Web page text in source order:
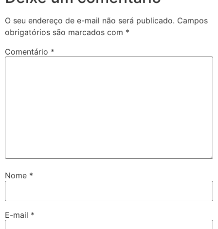
O seu endereço de e-mail não será publicado. Campos
obrigatórios são marcados com *
Comentário *
Nome *
E-mail *